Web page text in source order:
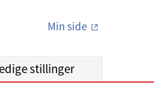
Min side
stillinger